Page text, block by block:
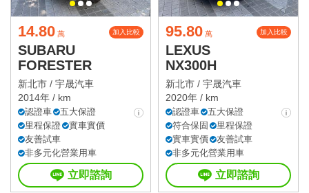
14.80 萬 加入比較
SUBARU
FORESTER
新北市 / 宇晟汽車
2014年 / km
認證車
五大保證
里程保證
實車實價
友善試車
非多元化營業用車
立即諮詢
95.80 萬 加入比較
LEXUS
NX300H
新北市 / 宇晟汽車
2020年 / km
認證車
五大保證
符合保固
里程保證
實車實價
友善試車
非多元化營業用車
立即諮詢